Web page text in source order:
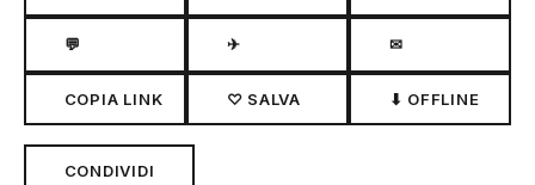
💬 ✈ ✉
COPIA LINK ♡ SALVA ⬇ OFFLINE
CONDIVIDI